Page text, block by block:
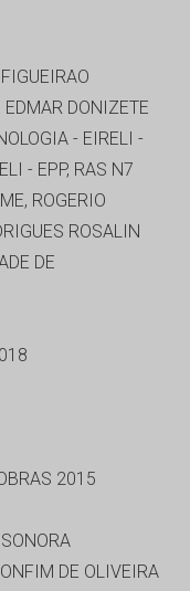
EDMAR DONIZETE
- EIRELI -
- EPP, RAS N7
ROGERIO
ROSALIN
DE
2015
DE OLIVEIRA